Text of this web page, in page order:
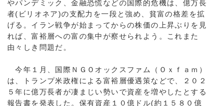
やパンデミック、金融恐慌などの国際的危機は、億万長
者(ビリオネア)の支配力を一段と強め、貧富の格差を拡
げる。イラン戦争が始まってからの株価の上昇ぶりを見
れば、富裕層への富の集中が察せられよう。これまた
由々しき問題だ。
今年１月、国際ＮＧＯオックスファム（Ｏｘｆａｍ）
は、トランプ米政権による富裕層優遇策などで、２０２
５年に億万長者が凄まじい勢いで資産を増やしたとする
報告書を発表した。保有資産１０億ドル(約１５８０億